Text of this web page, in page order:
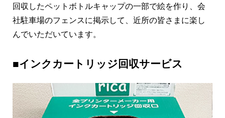
回収したペットボトルキャップの一部で絵を作り、会
社駐車場のフェンスに掲示して、近所の皆さまに楽し
んでいただいています。
■インクカートリッジ回収サービス